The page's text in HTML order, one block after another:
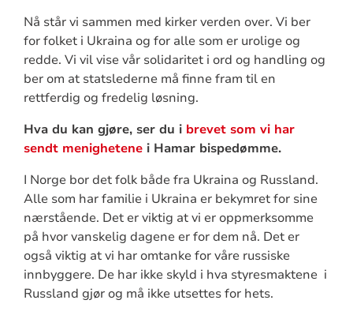
Nå står vi sammen med kirker verden over. Vi ber
for folket i Ukraina og for alle som er urolige og
redde. Vi vil vise vår solidaritet i ord og handling og
ber om at statslederne må finne fram til en
rettferdig og fredelig løsning.
Hva du kan gjøre, ser du i brevet som vi har
sendt menighetenei Hamar bispedømme.
I Norge bor det folk både fra Ukraina og Russland.
Alle som har familie i Ukraina er bekymret for sine
nærstående. Det er viktig at vi er oppmerksomme
på hvor vanskelig dagene er for dem nå. Det er
også viktig at vi har omtanke for våre russiske
innbyggere. De har ikke skyld i hva styresmaktene i
Russland gjør og må ikke utsettes for hets.